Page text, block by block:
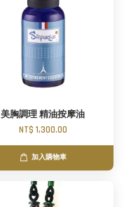
美胸調理 精油按摩油
NT$ 1,300.00
加入購物車